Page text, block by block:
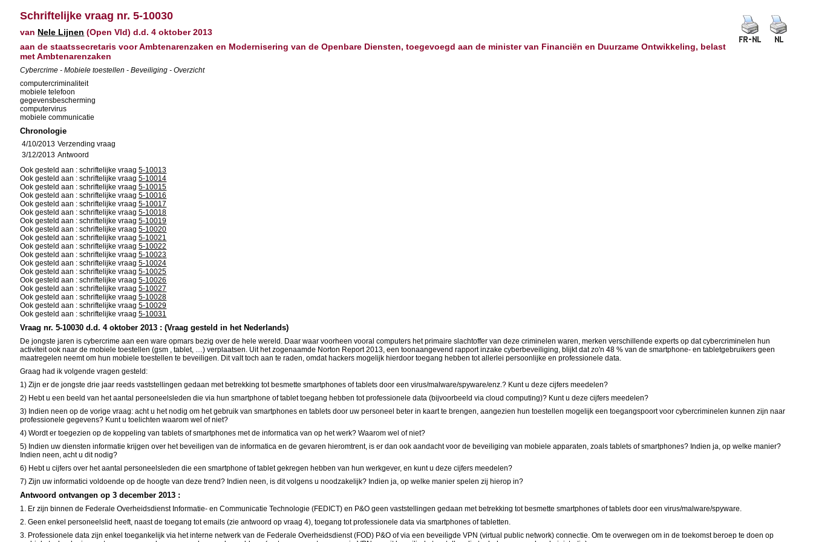
Schriftelijke vraag nr. 5-10030
van Nele Lijnen (Open Vld) d.d. 4 oktober 2013
aan de staatssecretaris voor Ambtenarenzaken en Modernisering van de Openbare Diensten, toegevoegd aan de minister van Financiën en Duurzame Ontwikkeling, belast
met Ambtenarenzaken
Cybercrime - Mobiele toestellen - Beveiliging - Overzicht
computercriminaliteit
mobiele telefoon
gegevensbescherming
computervirus
mobiele communicatie
Chronologie
4/10/2013 Verzending vraag
3/12/2013 Antwoord
Ook gesteld aan : schriftelijke vraag5-10013
Ook gesteld aan : schriftelijke vraag5-10014
Ook gesteld aan : schriftelijke vraag5-10015
Ook gesteld aan : schriftelijke vraag5-10016
Ook gesteld aan : schriftelijke vraag5-10017
Ook gesteld aan : schriftelijke vraag5-10018
Ook gesteld aan : schriftelijke vraag5-10019
Ook gesteld aan : schriftelijke vraag5-10020
Ook gesteld aan : schriftelijke vraag5-10021
Ook gesteld aan : schriftelijke vraag5-10022
Ook gesteld aan : schriftelijke vraag5-10023
Ook gesteld aan : schriftelijke vraag5-10024
Ook gesteld aan : schriftelijke vraag5-10025
Ook gesteld aan : schriftelijke vraag5-10026
Ook gesteld aan : schriftelijke vraag5-10027
Ook gesteld aan : schriftelijke vraag5-10028
Ook gesteld aan : schriftelijke vraag5-10029
Ook gesteld aan : schriftelijke vraag5-10031
Vraag nr. 5-10030 d.d. 4 oktober 2013 : (Vraag gesteld in het Nederlands)
De jongste jaren is cybercrime aan een ware opmars bezig over de hele wereld. Daar waar voorheen vooral computers het primaire slachtoffer van deze criminelen waren, merken verschillende experts op dat cybercriminelen hun
activiteit ook naar de mobiele toestellen (gsm , tablet, …) verplaatsen. Uit het zogenaamde Norton Report 2013, een toonaangevend rapport inzake cyberbeveiliging, blijkt dat zo'n 48 % van de smartphone- en tabletgebruikers geen
maatregelen neemt om hun mobiele toestellen te beveiligen. Dit valt toch aan te raden, omdat hackers mogelijk hierdoor toegang hebben tot allerlei persoonlijke en professionele data.
Graag had ik volgende vragen gesteld:
1) Zijn er de jongste drie jaar reeds vaststellingen gedaan met betrekking tot besmette smartphones of tablets door een virus/malware/spyware/enz.? Kunt u deze cijfers meedelen?
2) Hebt u een beeld van het aantal personeelsleden die via hun smartphone of tablet toegang hebben tot professionele data (bijvoorbeeld via cloud computing)? Kunt u deze cijfers meedelen?
3) Indien neen op de vorige vraag: acht u het nodig om het gebruik van smartphones en tablets door uw personeel beter in kaart te brengen, aangezien hun toestellen mogelijk een toegangspoort voor cybercriminelen kunnen zijn naar
professionele gegevens? Kunt u toelichten waarom wel of niet?
4) Wordt er toegezien op de koppeling van tablets of smartphones met de informatica van op het werk? Waarom wel of niet?
5) Indien uw diensten informatie krijgen over het beveiligen van de informatica en de gevaren hieromtrent, is er dan ook aandacht voor de beveiliging van mobiele apparaten, zoals tablets of smartphones? Indien ja, op welke manier?
Indien neen, acht u dit nodig?
6) Hebt u cijfers over het aantal personeelsleden die een smartphone of tablet gekregen hebben van hun werkgever, en kunt u deze cijfers meedelen?
7) Zijn uw informatici voldoende op de hoogte van deze trend? Indien neen, is dit volgens u noodzakelijk? Indien ja, op welke manier spelen zij hierop in?
Antwoord ontvangen op 3 december 2013 :
1. Er zijn binnen de Federale Overheidsdienst Informatie- en Communicatie Technologie (FEDICT) en P&O geen vaststellingen gedaan met betrekking tot besmette smartphones of tablets door een virus/malware/spyware.
2. Geen enkel personeelslid heeft, naast de toegang tot emails (zie antwoord op vraag 4), toegang tot professionele data via smartphones of tabletten.
3. Professionele data zijn enkel toegankelijk via het interne netwerk van de Federale Overheidsdienst (FOD) P&O of via een beveiligde VPN (virtual public network) connectie. Om te overwegen om in de toekomst beroep te doen op